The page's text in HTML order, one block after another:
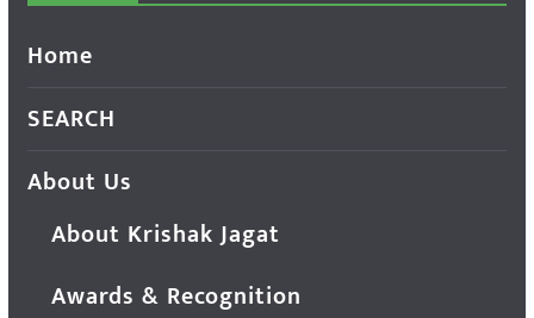
Home
SEARCH
About Us
About Krishak Jagat
Awards & Recognition